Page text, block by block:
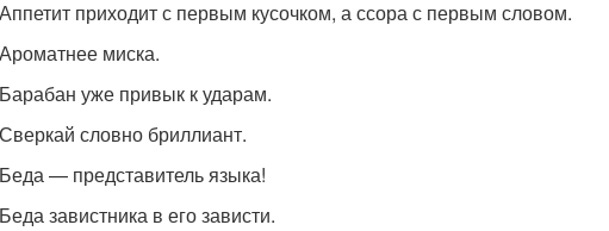
Аппетит приходит с первым кусочком, а ссора с первым словом.
Ароматнее миска.
Барабан уже привык к ударам.
Сверкай словно бриллиант.
Беда — представитель языка!
Беда завистника в его зависти.